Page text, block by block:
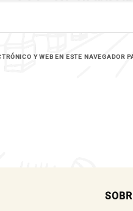
Y WEB EN ESTE NAVEGADOR